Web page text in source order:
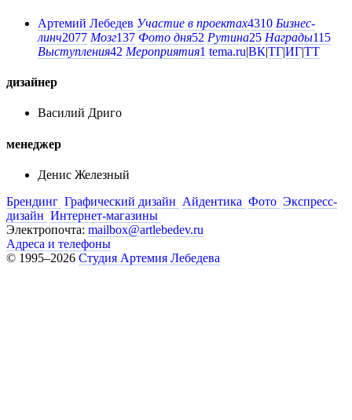
Артемий Лебедев Участие в проектах4310 Бизнес-
линч2077 Мозг137 Фото дня52 Рутина25 Награды115
Выступления42 Мероприятия1 tema.ru|ВК|ТГ|ИГ|ТТ
дизайнер
Василий Дриго
менеджер
Денис Железный
Брендинг Графический дизайн Айдентика Фото Экспресс-
дизайн Интернет-магазины
Электропочта: mailbox@artlebedev.ru
Адреса и телефоны
© 1995–2026 Студия Артемия Лебедева